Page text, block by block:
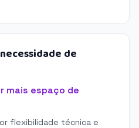
de
mais espaço de
flexibilidade técnica e